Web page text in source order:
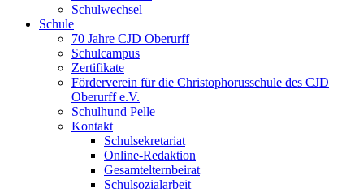
Schulwechsel
Schule
70 Jahre CJD Oberurff
Schulcampus
Zertifikate
Förderverein für die Christophorusschule des CJD
Oberurff e.V.
Schulhund Pelle
Kontakt
Schulsekretariat
Online-Redaktion
Gesamtelternbeirat
Schulsozialarbeit